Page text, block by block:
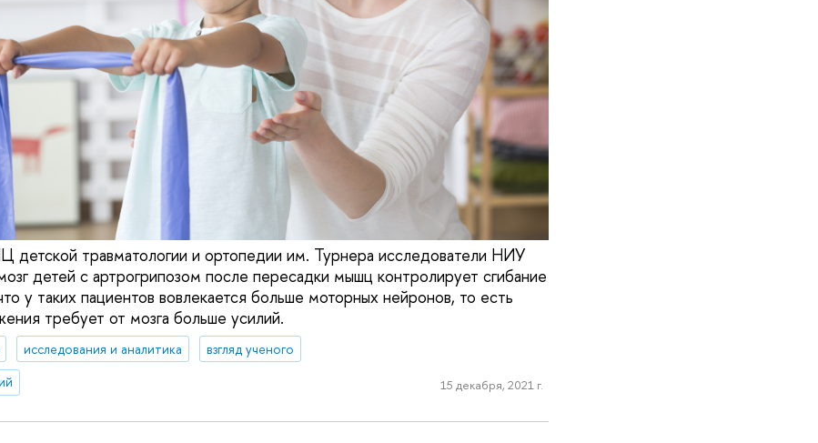
травматологии и ортопедии им. Турнера исследователи НИУ
детей с артрогрипозом после пересадки мышц контролирует сгибание
у таких пациентов вовлекается больше моторных нейронов, то есть
требует от мозга больше усилий.
исследования и аналитика
взгляд ученого
15 декабря, 2021 г.